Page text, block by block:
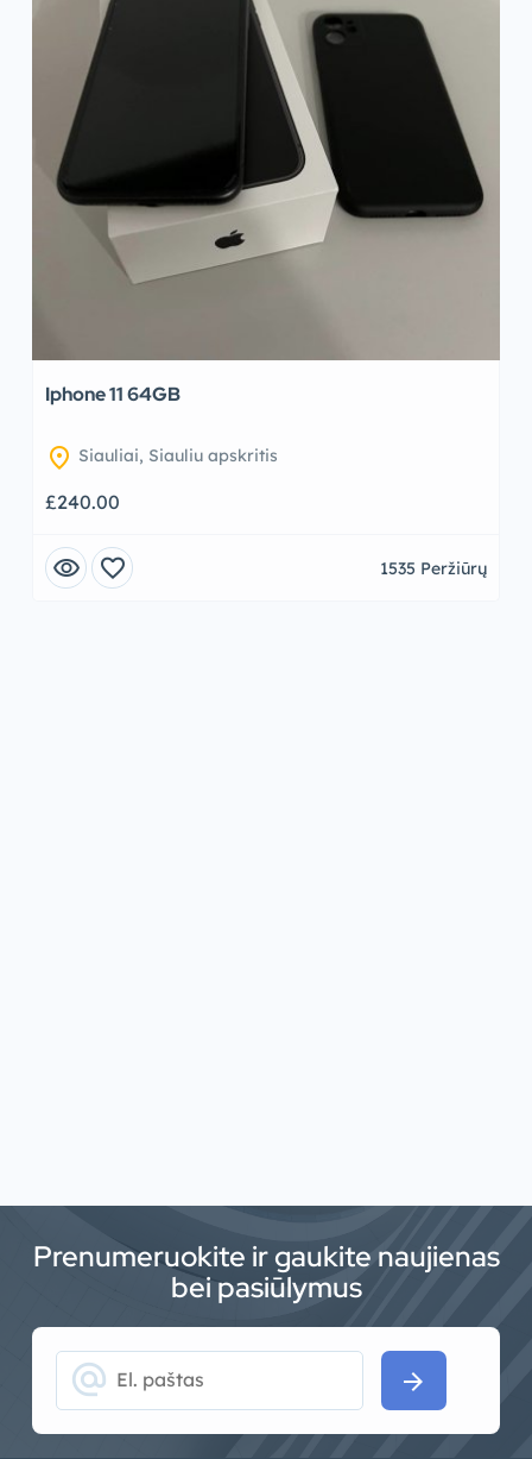
Iphone 11 64GB
location_on Siauliai, Siauliu apskritis
£240.00
visibility favorite 1535 Peržiūrų
Prenumeruokite ir gaukite naujienas
bei pasiūlymus
alternate_email arrow_forward